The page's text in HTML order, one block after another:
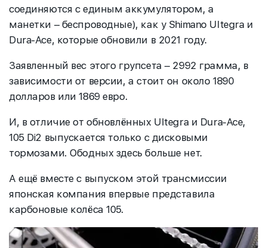
соединяются с единым аккумулятором, а
манетки – беспроводные), как у Shimano Ultegra и
Dura-Ace, которые обновили в 2021 году.
Заявленный вес этого групсета – 2992 грамма, в
зависимости от версии, а стоит он около 1890
долларов или 1869 евро.
И, в отличие от обновлённых Ultegra и Dura-Ace,
105 Di2 выпускается только с дисковыми
тормозами. Ободных здесь больше нет.
А ещё вместе с выпуском этой трансмиссии
японская компания впервые представила
карбоновые колёса 105.